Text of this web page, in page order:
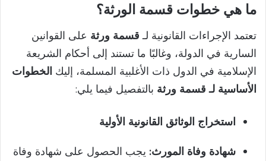
ما هي خطوات قسمة الورثة؟
تعتمد الإجراءات القانونية لـ قسمة ورثة على القوانين
السارية في الدولة، وغالبًا ما تستند إلى أحكام الشريعة
الإسلامية في الدول ذات الأغلبية المسلمة، إليك الخطوات
الأساسية لـ قسمة ورثة بالتفصيل فيما يلي:
استخراج الوثائق القانونية الأولية
شهادة وفاة المورث: يجب الحصول على شهادة وفاة